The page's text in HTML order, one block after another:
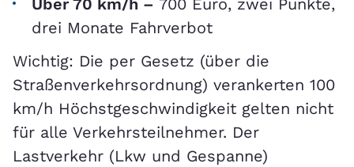
Über 70 km/h – 700 Euro, zwei Punkte,
drei Monate Fahrverbot
Wichtig: Die per Gesetz (über die
Straßenverkehrsordnung) verankerten 100
km/h Höchstgeschwindigkeit gelten nicht
für alle Verkehrsteilnehmer. Der
Lastverkehr (Lkw und Gespanne)